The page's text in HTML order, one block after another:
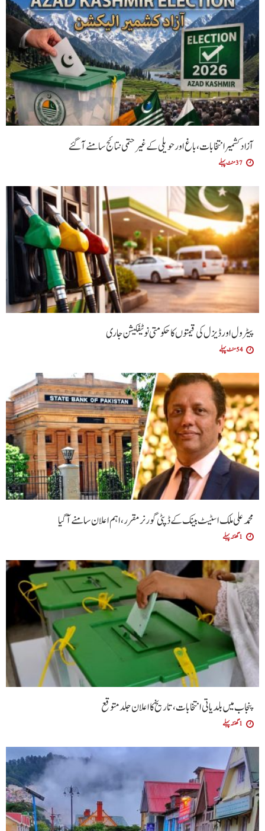
آزاد کشمیر انتخابات، باغ اور حویلی کے غیر حتمی نتائج سامنے آگئے
37 منٹ پہلے
پیٹرول اور ڈیزل کی قیمتوں کا حکومتی نوٹیفکیشن جاری
54 منٹ پہلے
محمد علی ملک اسٹیٹ بینک کے ڈپٹی گورنر مقرر، اہم اعلان سامنے آگیا
1 گھنٹہ پہلے
پنجاب میں بلدیاتی انتخابات، تاریخ کا اعلان جلد متوقع
1 گھنٹہ پہلے